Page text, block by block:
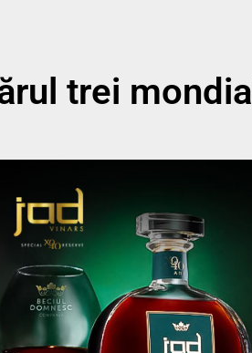
trei mondial